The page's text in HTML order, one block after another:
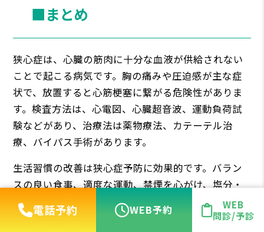
WEB予約
電話予約
WEB
問診/予診
■まとめ
狭心症は、心臓の筋肉に十分な血液が供給されない
ことで起こる病気です。胸の痛みや圧迫感が主な症
状で、放置すると心筋梗塞に繋がる危険性がありま
す。検査方法は、心電図、心臓超音波、運動負荷試
験などがあり、治療法は薬物療法、カテーテル治
療、バイパス手術があります。
生活習慣の改善は狭心症予防に効果的です。バラン
スの良い食事、適度な運動、禁煙を心がけ、塩分・
コレステロール・脂肪分の摂りすぎに注意しましょ
う。自分に合った適切な運動の種類や強度について